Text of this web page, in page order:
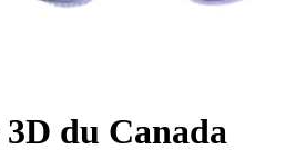
du Canada